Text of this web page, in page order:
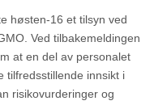
høsten-16 et tilsyn ved
Ved tilbakemeldingen
at en del av personalet
tilfredsstillende innsikt i
risikovurderinger og